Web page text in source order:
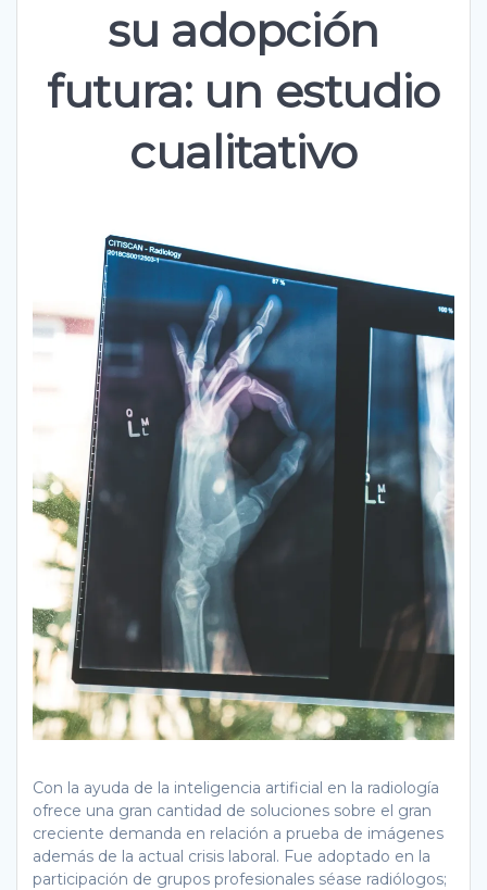
su adopción
futura: un estudio
cualitativo
Con la ayuda de la inteligencia artificial en la radiología
ofrece una gran cantidad de soluciones sobre el gran
creciente demanda en relación a prueba de imágenes
además de la actual crisis laboral. Fue adoptado en la
participación de grupos profesionales séase radiólogos;